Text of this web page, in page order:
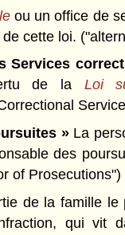
ou un office de
cette loi.
Services
de la Loi
»La
des
of Prosecutions")
de la famille le
qui vit